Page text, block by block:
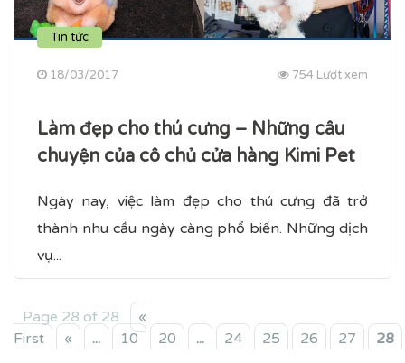
Tin tức
18/03/2017 754 Lượt xem
Làm đẹp cho thú cưng – Những câu
chuyện của cô chủ cửa hàng Kimi Pet
Ngày nay, việc làm đẹp cho thú cưng đã trở
thành nhu cầu ngày càng phổ biến. Những dịch
vụ...
Page 28 of 28
«
First
« ... 10 20 ... 24 25 26 27 28